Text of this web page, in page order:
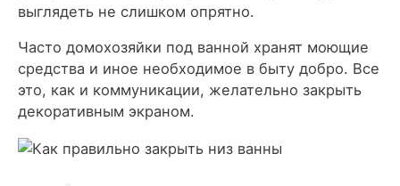
выглядеть не слишком опрятно.
Часто домохозяйки под ванной хранят моющие
средства и иное необходимое в быту добро. Все
это, как и коммуникации, желательно закрыть
декоративным экраном.